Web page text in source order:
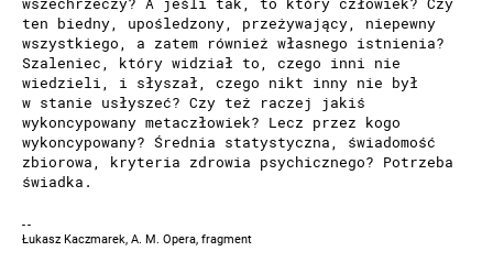
ten biedny, upośledzony, przeżywający, niepewny
wszystkiego, a zatem również własnego istnienia?
Szaleniec, który widział to, czego inni nie
wiedzieli, i słyszał, czego nikt inny nie był
w stanie usłyszeć? Czy też raczej jakiś
wykoncypowany metaczłowiek? Lecz przez kogo
wykoncypowany? Średnia statystyczna, świadomość
zbiorowa, kryteria zdrowia psychicznego? Potrzeba
świadka.
Łukasz Kaczmarek, A. M. Opera, fragment